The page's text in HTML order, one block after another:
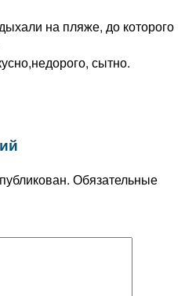
на пляже, до которого
сытно.
Обязательные